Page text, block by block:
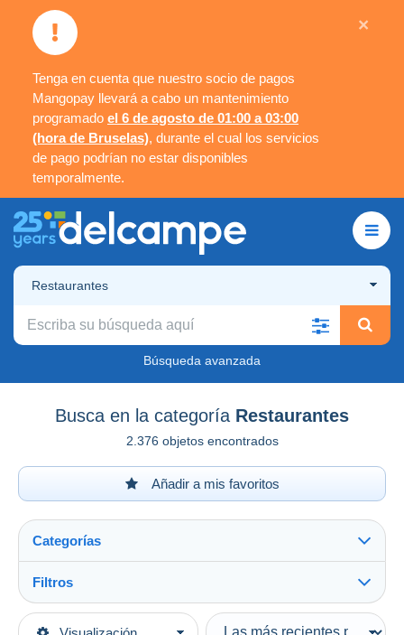
Tenga en cuenta que nuestro socio de pagos
Mangopay llevará a cabo un mantenimiento
programado el 6 de agosto de 01:00 a 03:00
(hora de Bruselas), durante el cual los servicios
de pago podrían no estar disponibles
temporalmente.
×
Restaurantes
Búsqueda avanzada
Busca en la categoría Restaurantes
2.376 objetos encontrados
Añadir a mis favoritos
Categorías
Filtros
Tipo de venta